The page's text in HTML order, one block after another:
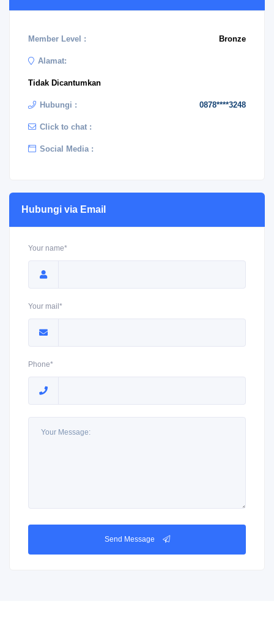
Member Level : Bronze
Alamat:
Tidak Dicantumkan
Hubungi : 0878****3248
Click to chat :
Social Media :
Hubungi via Email
Your name*
Your mail*
Phone*
Send Message